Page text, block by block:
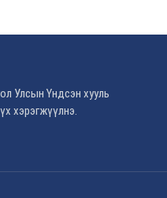
Улсын Үндсэн хууль
хэрэгжүүлнэ.